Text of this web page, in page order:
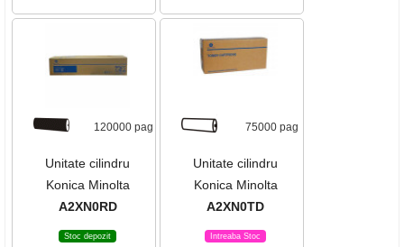
120000 pag
Unitate cilindru
Konica Minolta
A2XN0RD
Stoc depozit
75000 pag
Unitate cilindru
Konica Minolta
A2XN0TD
Intreaba Stoc